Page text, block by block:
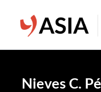
contenido
Nieves C.